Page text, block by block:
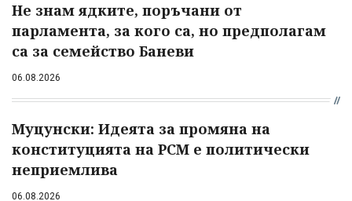
Не знам ядките, поръчани от
парламента, за кого са, но предполагам
са за семейство Баневи
06.08.2026
Муцунски: Идеята за промяна на
конституцията на РСМ е политически
неприемлива
06.08.2026